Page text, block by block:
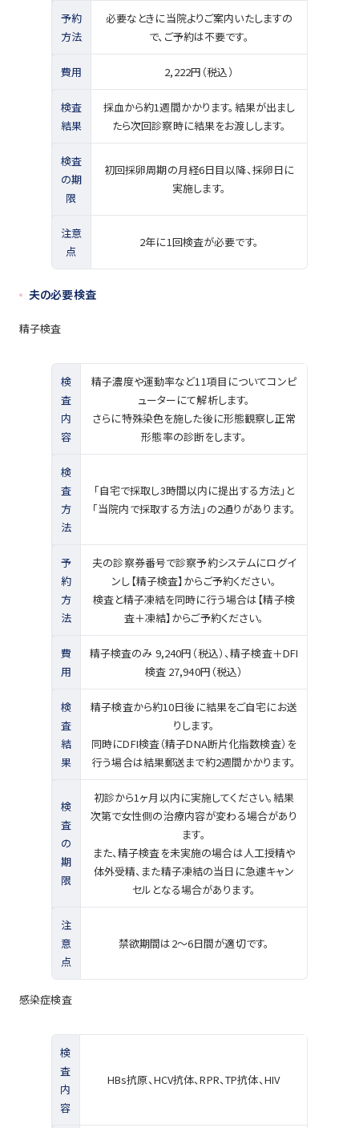
予約
方法
必要なときに当院よりご案内いたしますの
で、ご予約は不要です。
費用 2,222円（税込）
検査
結果
採血から約1週間かかります。結果が出まし
たら次回診察時に結果をお渡しします。
検査
の期
限
初回採卵周期の月経6日目以降、採卵日に
実施します。
注意
点
2年に1回検査が必要です。
夫の必要検査
精子検査
検
査
内
容
精子濃度や運動率など11項目についてコンピ
ューターにて解析します。
さらに特殊染色を施した後に形態観察し正常
形態率の診断をします。
検
査
方
法
「自宅で採取し3時間以内に提出する方法」と
「当院内で採取する方法」の2通りがあります。
予
約
方
法
夫の診察券番号で診察予約システムにログイ
ンし【精子検査】からご予約ください。
検査と精子凍結を同時に行う場合は【精子検
査＋凍結】からご予約ください。
費
用
精子検査のみ 9,240円（税込）、精子検査＋DFI
検査 27,940円（税込）
検
査
結
果
精子検査から約10日後に結果をご自宅にお送
りします。
同時にDFI検査（精子DNA断片化指数検査）を
行う場合は結果郵送まで約2週間かかります。
検
査
の
期
限
初診から1ヶ月以内に実施してください。結果
次第で女性側の治療内容が変わる場合があり
ます。
また、精子検査を未実施の場合は人工授精や
体外受精、また精子凍結の当日に急遽キャン
セルとなる場合があります。
注
意
点
禁欲期間は2〜6日間が適切です。
感染症検査
検
査
内
容
HBs抗原、HCV抗体、RPR、TP抗体、HIV